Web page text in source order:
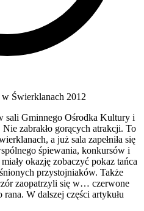
Świerklanach 2012
sali Gminnego Ośrodka Kultury i
zabrakło gorących atrakcji. To
a już sala zapełniła się
śpiewania, konkursów i
okazję zobaczyć pokaz tańca
przystojniaków. Także
zaopatrzyli się w… czerwone
rana. W dalszej części artykułu